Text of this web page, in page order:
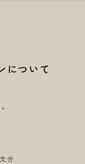
について
分